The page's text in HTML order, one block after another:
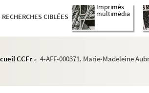
RECHERCHES CIBLÉES
Imprimés
multimédia
CCFr > 4-AFF-000371. Marie-Madeleine